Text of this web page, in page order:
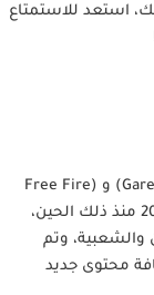
استعد للاستمتاع
تم تطوير لعبة فري فاير بواسطة شركة جارينا (Garena) و (Free Fire
Studio)، وتم إصدار اللعبة لأول مرة في سبتمبر 2017 منذ ذلك الحين،
والشعبية، وتم
محتوى جديد